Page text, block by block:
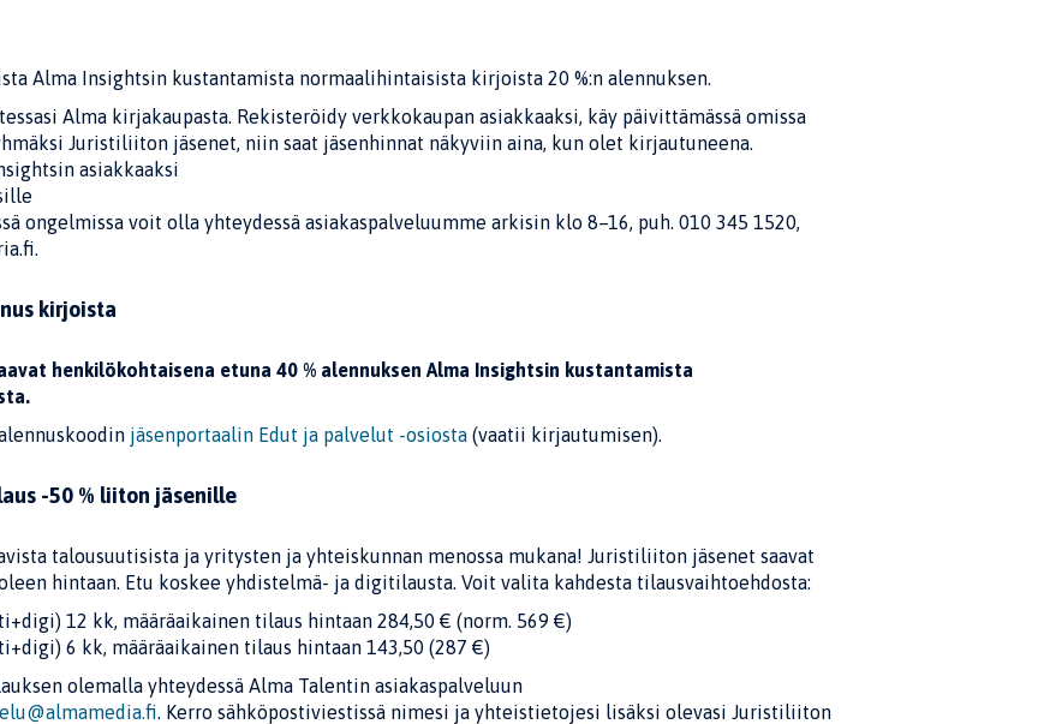
Alma Insightsin kustantamista normaalihintaisista kirjoista 20 %:n alennuksen.
Alma kirjakaupasta. Rekisteröidy verkkokaupan asiakkaaksi, käy päivittämässä omissa
Juristiliiton jäsenet, niin saat jäsenhinnat näkyviin aina, kun olet kirjautuneena.
asiakkaaksi
ongelmissa voit olla yhteydessä asiakaspalveluumme arkisin klo 8–16, puh. 010 345 1520,
kirjoista
henkilökohtaisena etuna 40 % alennuksen Alma Insightsin kustantamista
jäsenportaalin Edut ja palvelut -osiosta (vaatii kirjautumisen).
-50 % liiton jäsenille
talousuutisista ja yritysten ja yhteiskunnan menossa mukana! Juristiliiton jäsenet saavat
hintaan. Etu koskee yhdistelmä- ja digitilausta. Voit valita kahdesta tilausvaihtoehdosta:
12 kk, määräaikainen tilaus hintaan 284,50 € (norm. 569 €)
6 kk, määräaikainen tilaus hintaan 143,50 (287 €)
olemalla yhteydessä Alma Talentin asiakaspalveluun
. Kerro sähköpostiviestissä nimesi ja yhteistietojesi lisäksi olevasi Juristiliiton